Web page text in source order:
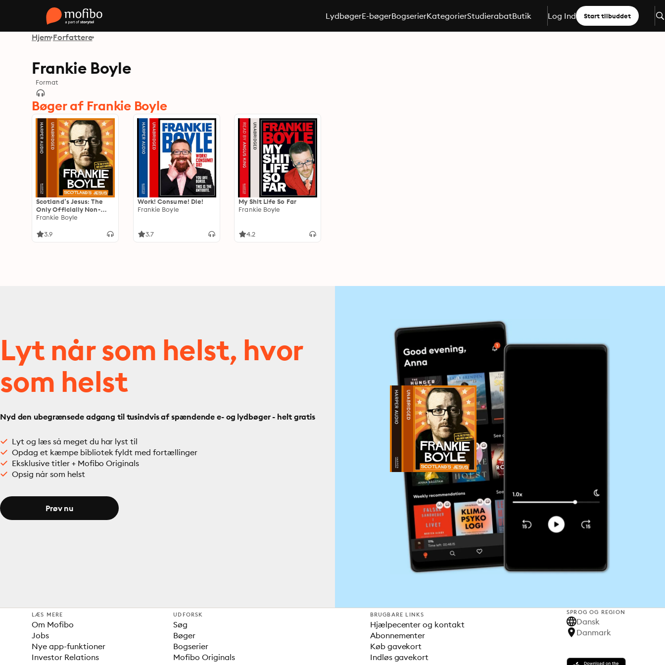
LydbøgerE-bøgerBogserierKategorierStudierabatButik Log Ind Start tilbuddet
Hjem Forfattere
Frankie Boyle
Format
Bøger af Frankie Boyle
Scotland’s Jesus: The
Only Officially Non-
racist Comedian
Frankie Boyle
3.9
Work! Consume! Die!
Frankie Boyle
3.7
My Shit Life So Far
Frankie Boyle
4.2
Lyt når som helst, hvor
som helst
Nyd den ubegrænsede adgang til tusindvis af spændende e- og lydbøger - helt gratis
Lyt og læs så meget du har lyst til
Opdag et kæmpe bibliotek fyldt med fortællinger
Eksklusive titler + Mofibo Originals
Opsig når som helst
Prøv nu
LÆS MERE
Om Mofibo
Jobs
Nye app-funktioner
Investor Relations
UDFORSK
Søg
Bøger
Bogserier
Mofibo Originals
BRUGBARE LINKS
Hjælpecenter og kontakt
Abonnementer
Køb gavekort
Indløs gavekort
SPROG OG REGION
Dansk
Danmark